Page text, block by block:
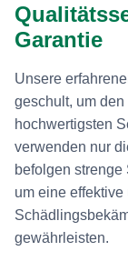
Garantie
Unsere
geschult, um
hochwertigsten
verwenden nur
befolgen
um eine
gewährleisten.